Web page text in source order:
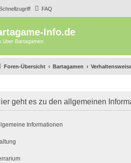
FAQ
Info.de
über Bartagamen
Foren-Übersicht Bartagamen
geht es zu den allgemeinen
Informationen